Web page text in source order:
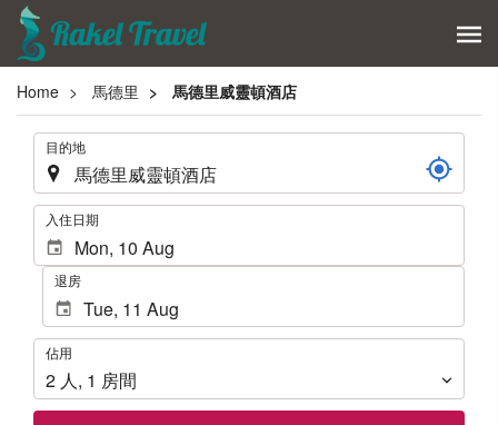
Home 馬德里 馬德里威靈頓酒店
. 目的地
. 入住日期
退房
佔
用
佔用
2 人, 1 房間